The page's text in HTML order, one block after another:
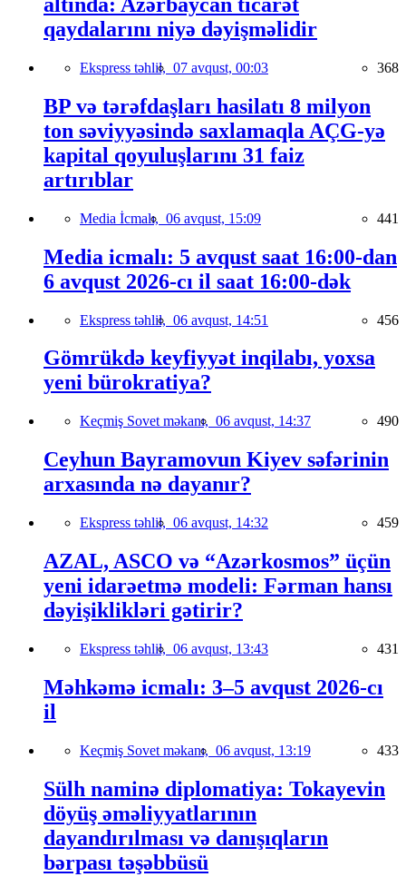
qaydalarını niyə dəyişməlidir
Ekspress təhlil, 07 avqust, 00:03 368
BP və tərəfdaşları hasilatı 8 milyon
ton səviyyəsində saxlamaqla AÇG-yə
kapital qoyuluşlarını 31 faiz
artırıblar
Media İcmalı, 06 avqust, 15:09 441
Media icmalı: 5 avqust saat 16:00-dan
6 avqust 2026-cı il saat 16:00-dək
Ekspress təhlil, 06 avqust, 14:51 456
Gömrükdə keyfiyyət inqilabı, yoxsa
yeni bürokratiya?
Keçmiş Sovet məkanı, 06 avqust, 14:37 490
Ceyhun Bayramovun Kiyev səfərinin
arxasında nə dayanır?
Ekspress təhlil, 06 avqust, 14:32 459
AZAL, ASCO və “Azərkosmos” üçün
yeni idarəetmə modeli: Fərman hansı
dəyişiklikləri gətirir?
Ekspress təhlil, 06 avqust, 13:43 431
Məhkəmə icmalı: 3–5 avqust 2026-cı
il
Keçmiş Sovet məkanı, 06 avqust, 13:19 433
Sülh naminə diplomatiya: Tokayevin
döyüş əməliyyatlarının
dayandırılması və danışıqların
bərpası təşəbbüsü